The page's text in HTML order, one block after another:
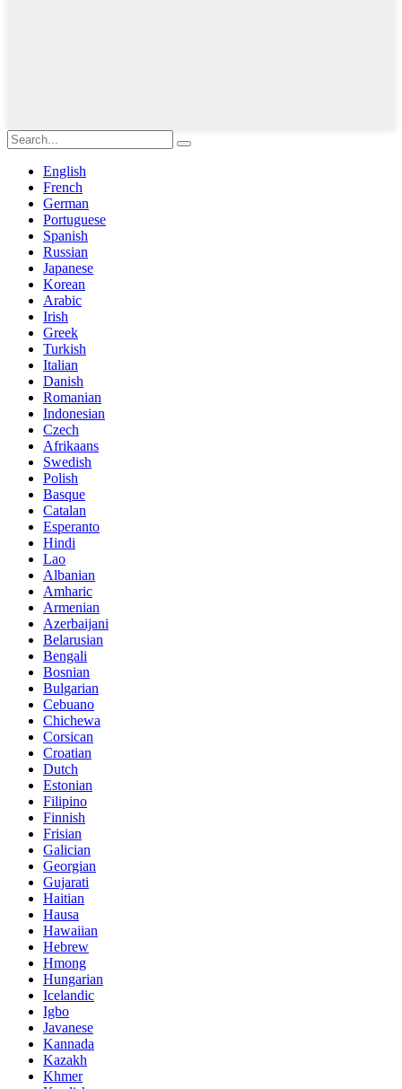
English
French
German
Portuguese
Spanish
Russian
Japanese
Korean
Arabic
Irish
Greek
Turkish
Italian
Danish
Romanian
Indonesian
Czech
Afrikaans
Swedish
Polish
Basque
Catalan
Esperanto
Hindi
Lao
Albanian
Amharic
Armenian
Azerbaijani
Belarusian
Bengali
Bosnian
Bulgarian
Cebuano
Chichewa
Corsican
Croatian
Dutch
Estonian
Filipino
Finnish
Frisian
Galician
Georgian
Gujarati
Haitian
Hausa
Hawaiian
Hebrew
Hmong
Hungarian
Icelandic
Igbo
Javanese
Kannada
Kazakh
Khmer